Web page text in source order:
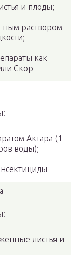
и плоды;
ным раствором
как
Скор
Актара (1
воды);
листья и